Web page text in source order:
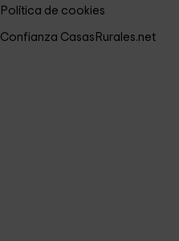
Política de cookies
Confianza CasasRurales.net